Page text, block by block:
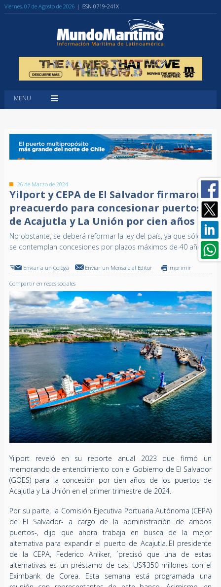
Viernes, 07 de Agosto de 2026 | ISSN 0719-241X
MENU
26 de Marzo de 2024
Yilport y CEPA de El Salvador firmaron
preacuerdo para concesionar puertos
de Acajutla y La Unión por cien años
No obstante, se deberá reformar la ley del país, ya que sólo
se contemplan concesiones por plazos máximos de 40 años
Enviar a un Colega Enviar un Mensaje al Editor Imprimir
Compartir en redes sociales
Yilport reveló en su reporte anual 2023 que firmó un
memorando de entendimiento con el Gobierno de El Salvador
(GOES) para la concesión por cien años de los puertos de
Acajutla y La Unión en el primer trimestre de 2024.
Por su parte, la Comisión Ejecutiva Portuaria Autónoma (CEPA)
de El Salvador- a cargo de la administración de ambos
puertos-, dijo que ahora trabaja en busca de la mejor
alternativa para expandir el puerto de Acajutla..El presidente
de la CEPA, Federico Anliker, ´precisó que una de estas
alternativas es un préstamo de casi US$350 millones con el
Eximbank de Corea. Esta semana está programada una